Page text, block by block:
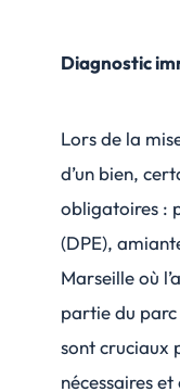
Diagnostic
Lors de la
d’un bien,
obligatoires :
(DPE),
Marseille où
partie du
sont cruciaux
nécessaires